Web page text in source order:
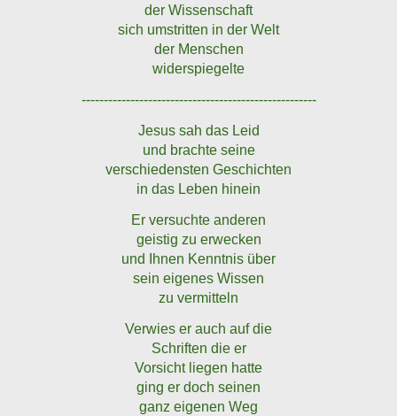
der Wissenschaft
sich umstritten in der Welt
der Menschen
widerspiegelte
-----------------------------------------------------
Jesus sah das Leid
und brachte seine
verschiedensten Geschichten
in das Leben hinein
Er versuchte anderen
geistig zu erwecken
und Ihnen Kenntnis über
sein eigenes Wissen
zu vermitteln
Verwies er auch auf die
Schriften die er
Vorsicht liegen hatte
ging er doch seinen
ganz eigenen Weg